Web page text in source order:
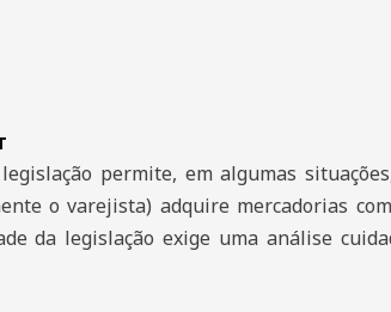
permite, em algumas
o varejista) adquire mercadorias
da legislação exige uma análise